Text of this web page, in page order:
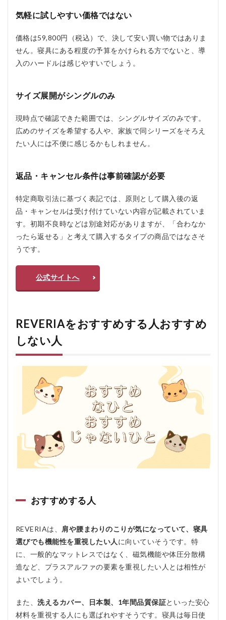
気軽に試しやすい価格ではない
価格は59,800円（税込）で、決して安い買い物ではありま
せん。寝具にある程度の予算をかけられる方でないと、導
入のハードルは感じやすいでしょう。
サイズ展開がシングルのみ
現時点で確認できた範囲では、シングルサイズのみです。
広めのサイズを希望する人や、家族で同シリーズをそろえ
たい人には不便に感じるかもしれません。
返品・キャンセル条件は事前確認が必要
特定商取引法に基づく表記では、原則として購入後の返
品・キャンセルは受け付けていない内容が記載されていま
す。初期不良時などは別途対応がありますが、「合わなか
ったら返せる」と考えて購入するタイプの商品ではなさそ
うです。
公式サイトへ
REVERIAをおすすめする人おすすめ
しない人
おすすめする人
REVERIAは、 肩や腰まわりのこりが気になっていて、寝具
選びでも機能性を重視したい人 に向いていそうです。特
に、一般的なマットレスではなく、磁気機能や体圧分散構
造など、プラスアルファの要素を重視したい人とは相性が
よいでしょう。
また、洗えるカバー、日本製、1年間品質保証といった安心
材料を重視する人にも選ばれやすそうです。寝具は毎日使